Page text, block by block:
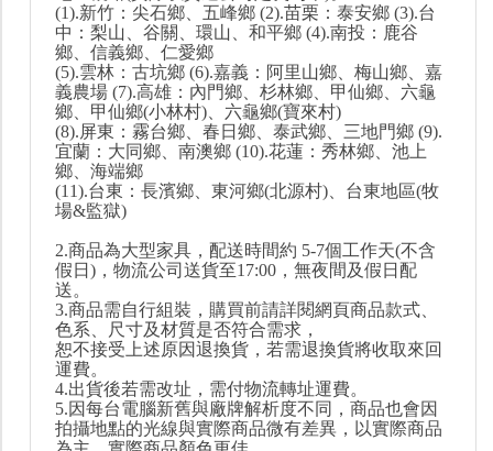
(1).新竹：尖石鄉、五峰鄉 (2).苗栗：泰安鄉 (3).台
中：梨山、谷關、環山、和平鄉 (4).南投：鹿谷
鄉、信義鄉、仁愛鄉
(5).雲林：古坑鄉 (6).嘉義：阿里山鄉、梅山鄉、嘉
義農場 (7).高雄：內門鄉、杉林鄉、甲仙鄉、六龜
鄉、甲仙鄉(小林村)、六龜鄉(寶來村)
(8).屏東：霧台鄉、春日鄉、泰武鄉、三地門鄉 (9).
宜蘭：大同鄉、南澳鄉 (10).花蓮：秀林鄉、池上
鄉、海端鄉
(11).台東：長濱鄉、東河鄉(北源村)、台東地區(牧
場&監獄)
2.商品為大型家具，配送時間約 5-7個工作天(不含
假日)，物流公司送貨至17:00，無夜間及假日配
送。
3.商品需自行組裝，購買前請詳閱網頁商品款式、
色系、尺寸及材質是否符合需求，
恕不接受上述原因退換貨，若需退換貨將收取來回
運費。
4.出貨後若需改址，需付物流轉址運費。
5.因每台電腦新舊與廠牌解析度不同，商品也會因
拍攝地點的光線與實際商品微有差異，以實際商品